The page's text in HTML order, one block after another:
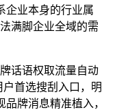
企业本身的行业属
满脚企业全域的需
话语权取流量自动
首选搜刮入口，明
牌消息精准植入，